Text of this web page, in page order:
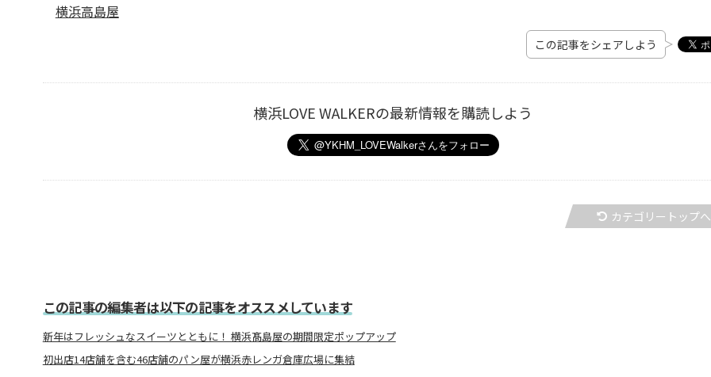
横浜高島屋
この記事をシェアしよう
横浜LOVE WALKERの最新情報を購読しよう
カテゴリートップへ
この記事の編集者は以下の記事をオススメしています
新年はフレッシュなスイーツとともに！ 横浜髙島屋の期間限定ポップアップ
初出店14店舗を含む46店舗のパン屋が横浜赤レンガ倉庫広場に集結